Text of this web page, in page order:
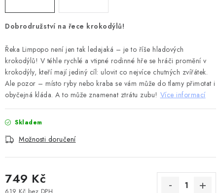
Kalendář akcí Bohemian Games 🎉
Provizní systém
Dobrodružství na řece krokodýlů!
Řeka Limpopo není jen tak ledajaká – je to říše hladových
krokodýlů! V téhle rychlé a vtipné rodinné hře se hráči promění v
krokodýly, kteří mají jediný cíl: ulovit co nejvíce chutných zvířátek.
Ale pozor – místo ryby nebo kraba se vám může do tlamy přimotat i
obyčejná kláda. A to může znamenat ztrátu zubu! Více informací
Skladem
Možnosti doručení
749 Kč
619 Kč bez DPH